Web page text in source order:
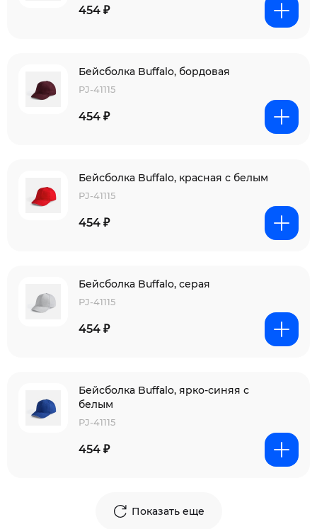
454 ₽
Бейсболка Buffalo, бордовая
PJ-41115
454 ₽
Бейсболка Buffalo, красная с белым
PJ-41115
454 ₽
Бейсболка Buffalo, серая
PJ-41115
454 ₽
Бейсболка Buffalo, ярко-синяя с
белым
PJ-41115
454 ₽
Показать еще